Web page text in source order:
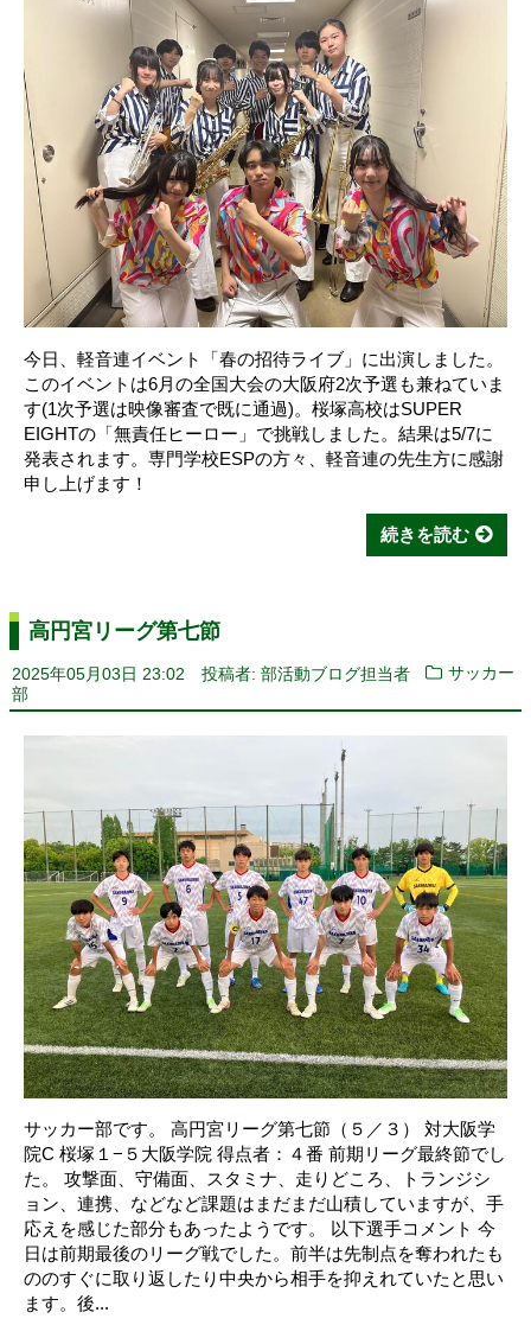
今日、軽音連イベント「春の招待ライブ」に出演しました。
このイベントは6月の全国大会の大阪府2次予選も兼ねていま
す(1次予選は映像審査で既に通過)。桜塚高校はSUPER
EIGHTの「無責任ヒーロー」で挑戦しました。結果は5/7に
発表されます。専門学校ESPの方々、軽音連の先生方に感謝
申し上げます！
続きを読む
高円宮リーグ第七節
2025年05月03日 23:02 投稿者: 部活動ブログ担当者
サッカー
部
サッカー部です。 高円宮リーグ第七節（５／３） 対大阪学
院C 桜塚１−５大阪学院 得点者：４番 前期リーグ最終節でし
た。 攻撃面、守備面、スタミナ、走りどころ、トランジシ
ョン、連携、などなど課題はまだまだ山積していますが、手
応えを感じた部分もあったようです。 以下選手コメント 今
日は前期最後のリーグ戦でした。前半は先制点を奪われたも
ののすぐに取り返したり中央から相手を抑えれていたと思い
ます。後...